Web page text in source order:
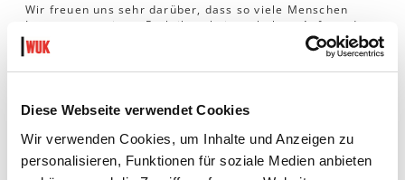
Diese Webseite verwendet Cookies
Wir verwenden Cookies, um Inhalte und Anzeigen zu
personalisieren, Funktionen für soziale Medien anbieten
Wir freuen uns sehr darüber, dass so viele Menschen
Interesse an einem Praktikum bei uns haben. Aufgrund
der großen Anzahl an Anfragen können wir Praktika oder
Arbeitstrainings derzeit jedoch nur in Ausnahmefällen
vergeben.
Bitte beachte, dass wir im Falle deiner Bewerbung
bestehtund dein Profil zu einer offenen Möglichkeit
passt. Wir bitten um dein Verständnis und danken dir für
dein Interesse an einer Mitarbeit im WUK.